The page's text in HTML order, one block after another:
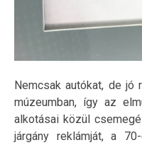
Nemcsak autókat, de jó
múzeumban, így az
alkotásai közül
járgány reklámját, a